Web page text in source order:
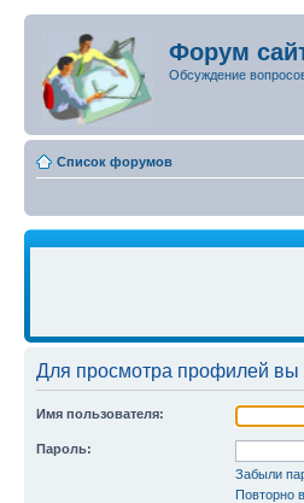
Форум
Обсуждение
Список форумов
Для просмотра профилей
Имя пользователя:
Пароль:
Забыли
Повторно